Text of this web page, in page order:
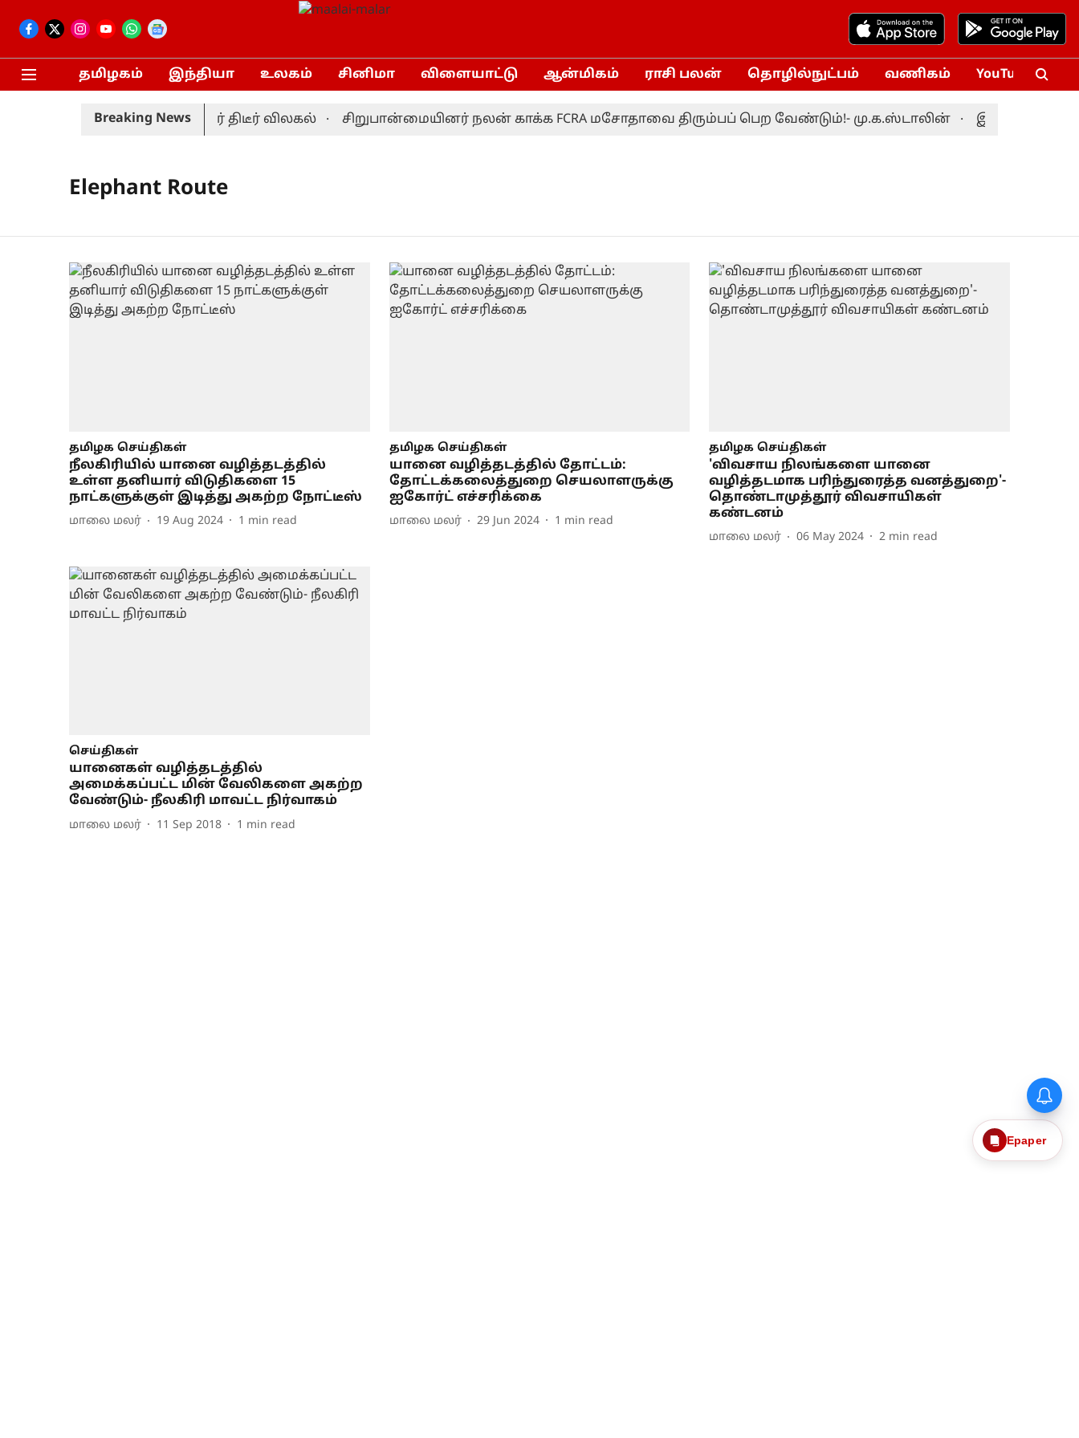
தமிழகம் இந்தியா உலகம் சினிமா விளையாட்டு ஆன்மிகம் ராசி பலன் தொழில்நுட்பம் வணிகம் YouTube
Breaking News
டெஸ்ட் தொடர்: முன்னணி வீரர் திடீர் விலகல் சிறுபான்மையினர் நலன் காக்க FCRA மசோதாவை திரும்பப் பெற வேண்டும்!- மு.க.ஸ்டாலின் இலங்கைக்கு
Elephant Route
தமிழக செய்திகள்
நீலகிரியில் யானை வழித்தடத்தில்
உள்ள தனியார் விடுதிகளை 15
நாட்களுக்குள் இடித்து அகற்ற நோட்டீஸ்
மாலை மலர் 19 Aug 2024 1 min read
தமிழக செய்திகள்
யானை வழித்தடத்தில் தோட்டம்:
தோட்டக்கலைத்துறை செயலாளருக்கு
ஐகோர்ட் எச்சரிக்கை
மாலை மலர் 29 Jun 2024 1 min read
தமிழக செய்திகள்
'விவசாய நிலங்களை யானை
வழித்தடமாக பரிந்துரைத்த வனத்துறை'-
தொண்டாமுத்தூர் விவசாயிகள்
கண்டனம்
மாலை மலர் 06 May 2024 2 min read
செய்திகள்
யானைகள் வழித்தடத்தில்
அமைக்கப்பட்ட மின் வேலிகளை அகற்ற
வேண்டும்- நீலகிரி மாவட்ட நிர்வாகம்
மாலை மலர் 11 Sep 2018 1 min read
Epaper